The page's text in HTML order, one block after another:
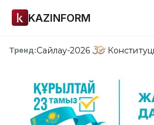
KAZINFORM
Тренд:Сайлау-2026